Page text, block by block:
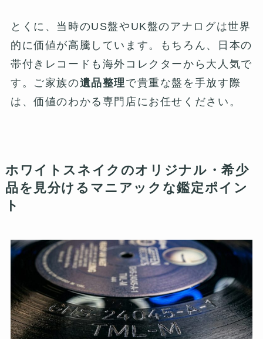
とくに、当時のUS盤やUK盤のアナログは世界
的に価値が高騰しています。もちろん、日本の
帯付きレコードも海外コレクターから大人気で
す。ご家族の遺品整理 で貴重な盤を手放す際
は、価値のわかる専門店にお任せください。
ホワイトスネイクのオリジナル・希少
品を見分けるマニアックな鑑定ポイン
ト